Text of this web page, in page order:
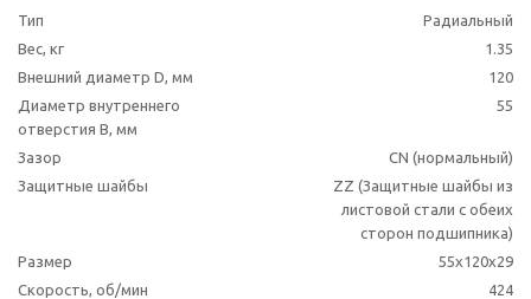
Тип
Радиальный
Вес, кг
1.35
Внешний диаметр D, мм
120
Диаметр внутреннего
отверстия B, мм
55
Зазор
CN (нормальный)
Защитные шайбы
ZZ (Защитные шайбы из
листовой стали с обеих
сторон подшипника)
Размер
55x120x29
Скорость, об/мин
424